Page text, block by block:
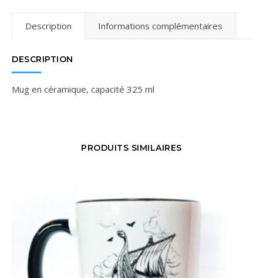
Description Informations complémentaires
DESCRIPTION
Mug en céramique, capacité 325 ml
PRODUITS SIMILAIRES